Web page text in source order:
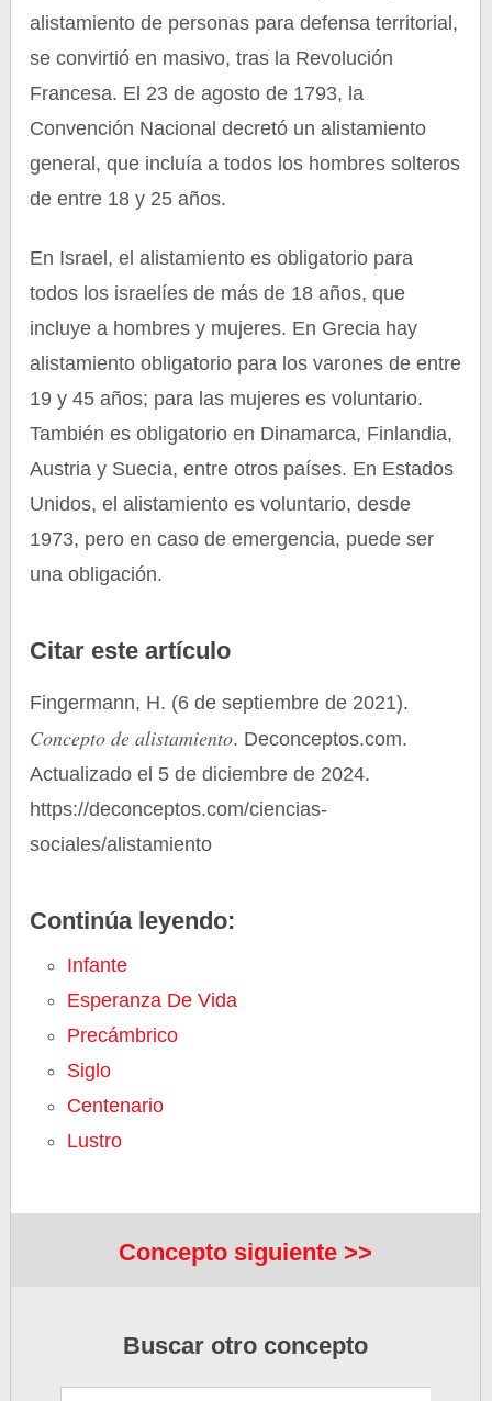
alistamiento de personas para defensa territorial,
se convirtió en masivo, tras la Revolución
Francesa. El 23 de agosto de 1793, la
Convención Nacional decretó un alistamiento
general, que incluía a todos los hombres solteros
de entre 18 y 25 años.
En Israel, el alistamiento es obligatorio para
todos los israelíes de más de 18 años, que
incluye a hombres y mujeres. En Grecia hay
alistamiento obligatorio para los varones de entre
19 y 45 años; para las mujeres es voluntario.
También es obligatorio en Dinamarca, Finlandia,
Austria y Suecia, entre otros países. En Estados
Unidos, el alistamiento es voluntario, desde
1973, pero en caso de emergencia, puede ser
una obligación.
Citar este artículo
Fingermann, H. (6 de septiembre de 2021).
Concepto de alistamiento. Deconceptos.com.
Actualizado el 5 de diciembre de 2024.
https://deconceptos.com/ciencias-
sociales/alistamiento
Continúa leyendo:
Infante
Esperanza De Vida
Precámbrico
Siglo
Centenario
Lustro
Concepto siguiente >>
Buscar otro concepto